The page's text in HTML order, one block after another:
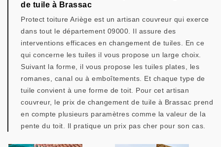
de tuile à Brassac
Protect toiture Ariège est un artisan couvreur qui exerce
dans tout le département 09000. Il assure des
interventions efficaces en changement de tuiles. En ce
qui concerne les tuiles il vous propose un large choix.
Suivant la forme, il vous propose les tuiles plates, les
romanes, canal ou à emboîtements. Et chaque type de
tuile convient à une forme de toit. Pour cet artisan
couvreur, le prix de changement de tuile à Brassac prend
en compte plusieurs paramètres comme la valeur de la
pente du toit. Il pratique un prix pas cher pour son cas.